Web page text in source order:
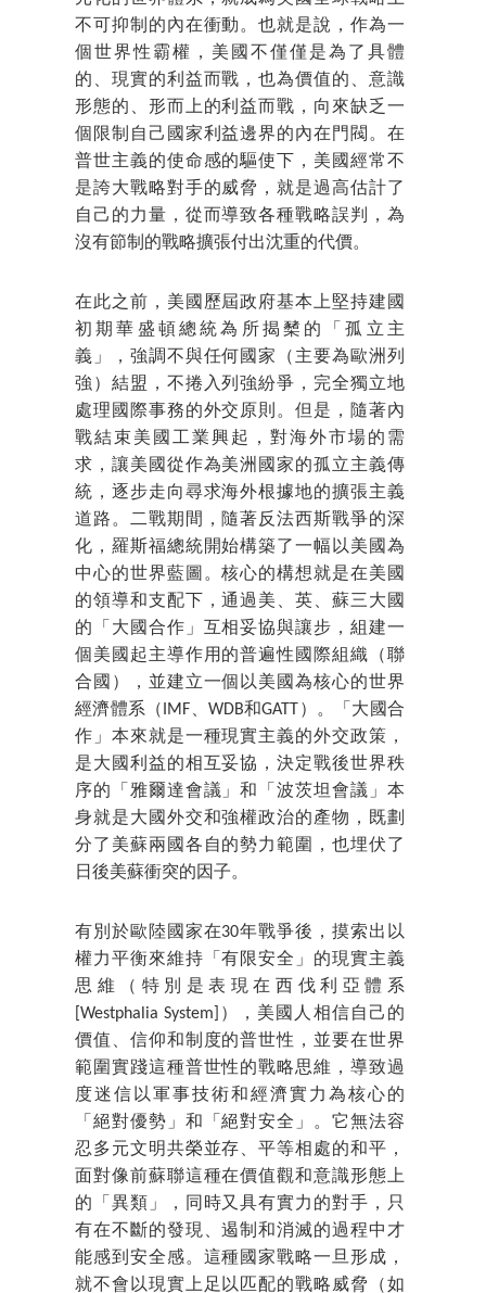
不可抑制的內在衝動。也就是說，作為一
個世界性霸權，美國不僅僅是為了具體
的、現實的利益而戰，也為價值的、意識
形態的、形而上的利益而戰，向來缺乏一
個限制自己國家利益邊界的內在門閥。在
普世主義的使命感的驅使下，美國經常不
是誇大戰略對手的威脅，就是過高估計了
自己的力量，從而導致各種戰略誤判，為
沒有節制的戰略擴張付出沈重的代價。
在此之前，美國歷屆政府基本上堅持建國
初期華盛頓總統為所揭櫫的「孤立主
義」，強調不與任何國家（主要為歐洲列
強）結盟，不捲入列強紛爭，完全獨立地
處理國際事務的外交原則。但是，隨著內
戰結束美國工業興起，對海外市場的需
求，讓美國從作為美洲國家的孤立主義傳
統，逐步走向尋求海外根據地的擴張主義
道路。二戰期間，隨著反法西斯戰爭的深
化，羅斯福總統開始構築了一幅以美國為
中心的世界藍圖。核心的構想就是在美國
的領導和支配下，通過美、英、蘇三大國
的「大國合作」互相妥協與讓步，組建一
個美國起主導作用的普遍性國際組織（聯
合國），並建立一個以美國為核心的世界
經濟體系（IMF、WDB和GATT）。「大國合
作」本來就是一種現實主義的外交政策，
是大國利益的相互妥協，決定戰後世界秩
序的「雅爾達會議」和「波茨坦會議」本
身就是大國外交和強權政治的產物，既劃
分了美蘇兩國各自的勢力範圍，也埋伏了
日後美蘇衝突的因子。
有別於歐陸國家在30年戰爭後，摸索出以
權力平衡來維持「有限安全」的現實主義
思維（特別是表現在西伐利亞體系
[Westphalia System]），美國人相信自己的
價值、信仰和制度的普世性，並要在世界
範圍實踐這種普世性的戰略思維，導致過
度迷信以軍事技術和經濟實力為核心的
「絕對優勢」和「絕對安全」。它無法容
忍多元文明共榮並存、平等相處的和平，
面對像前蘇聯這種在價值觀和意識形態上
的「異類」，同時又具有實力的對手，只
有在不斷的發現、遏制和消滅的過程中才
能感到安全感。這種國家戰略一旦形成，
就不會以現實上足以匹配的戰略威脅（如